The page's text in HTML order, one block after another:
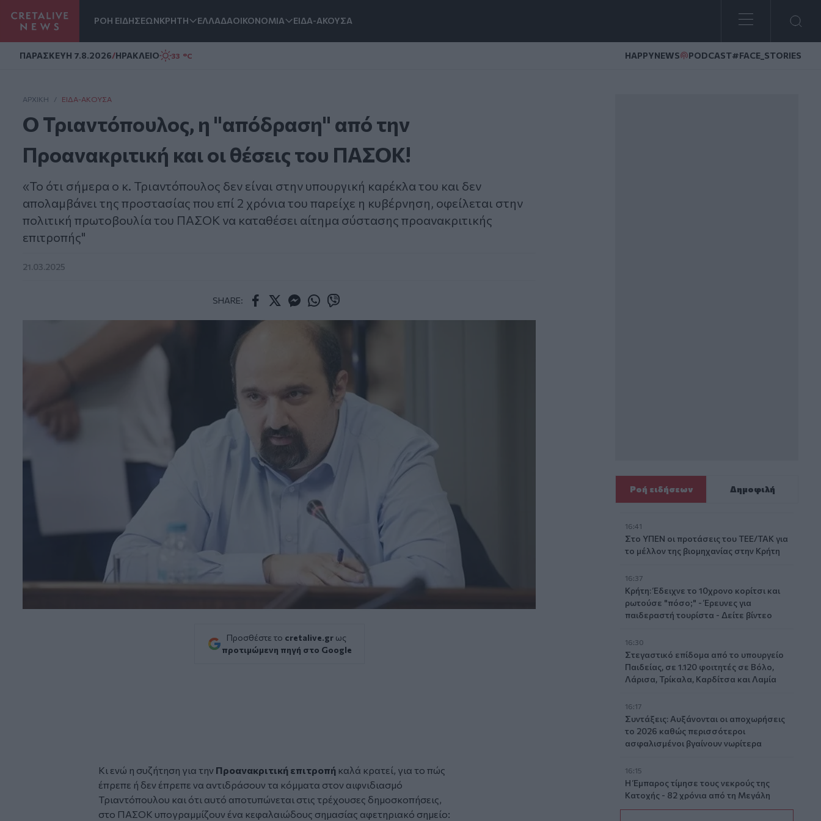
ΡΟΗ ΕΙΔΗΣΕΩΝΚΡΗΤΗ ΕΛΛΑΔΑΟΙΚΟΝΟΜΙΑ ΕΙΔΑ-ΑΚΟΥΣΑ
ΠΑΡΑΣΚΕΥΗ 7.8.2026/ΗΡΑΚΛΕΙΟ 33 °C HAPPYNEWS PODCAST#FACE_STORIES
ΑΡΧΙΚΗ / ΕΊΔΑ-ΆΚΟΥΣΑ
Ο Τριαντόπουλος, η "απόδραση" από την
Προανακριτική και οι θέσεις του ΠΑΣΟΚ!
«Το ότι σήμερα ο κ. Τριαντόπουλος δεν είναι στην υπουργική καρέκλα του και δεν
απολαμβάνει της προστασίας που επί 2 χρόνια του παρείχε η κυβέρνηση, οφείλεται στην
πολιτική πρωτοβουλία του ΠΑΣΟΚ να καταθέσει αίτημα σύστασης προανακριτικής
επιτροπής"
21.03.2025
SHARE:
Προσθέστε το cretalive.gr ως
προτιμώμενη πηγή στο Google
Κι ενώ η συζήτηση για την Προανακριτική επιτροπή καλά κρατεί, για το πώς
έπρεπε ή δεν έπρεπε να αντιδράσουν τα κόμματα στον αιφνιδιασμό
Τριαντόπουλου και ότι αυτό αποτυπώνεται στις τρέχουσες δημοσκοπήσεις,
στο ΠΑΣΟΚ υπογραμμίζουν ένα κεφαλαιώδους σημασίας αφετηριακό σημείο:
Ροή ειδήσεων Δημοφιλή
16:41
Στο ΥΠΕΝ οι προτάσεις του ΤΕΕ/ΤΑΚ για
το μέλλον της βιομηχανίας στην Κρήτη
16:37
Κρήτη: Έδειχνε το 10χρονο κορίτσι και
ρωτούσε "πόσο;" - Έρευνες για
παιδεραστή τουρίστα - Δείτε βίντεο
16:30
Στεγαστικό επίδομα από το υπουργείο
Παιδείας, σε 1.120 φοιτητές σε Βόλο,
Λάρισα, Τρίκαλα, Καρδίτσα και Λαμία
16:17
Συντάξεις: Αυξάνονται οι αποχωρήσεις
το 2026 καθώς περισσότεροι
ασφαλισμένοι βγαίνουν νωρίτερα
16:15
Η Έμπαρος τίμησε τους νεκρούς της
Κατοχής - 82 χρόνια από τη Μεγάλη
Κύκλωση